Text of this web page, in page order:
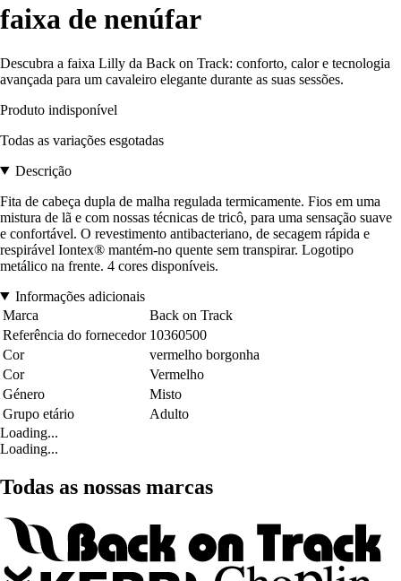
faixa de nenúfar
Descubra a faixa Lilly da Back on Track: conforto, calor e tecnologia
avançada para um cavaleiro elegante durante as suas sessões.
Produto indisponível
Todas as variações esgotadas
Descrição
Fita de cabeça dupla de malha regulada termicamente. Fios em uma
mistura de lã e com nossas técnicas de tricô, para uma sensação suave
e confortável. O revestimento antibacteriano, de secagem rápida e
respirável Iontex® mantém-no quente sem transpirar. Logotipo
metálico na frente. 4 cores disponíveis.
Informações adicionais
Marca
Back on Track
Referência do fornecedor 10360500
Cor
vermelho borgonha
Cor
Vermelho
Género
Misto
Grupo etário
Adulto
Loading...
Loading...
Todas as nossas marcas